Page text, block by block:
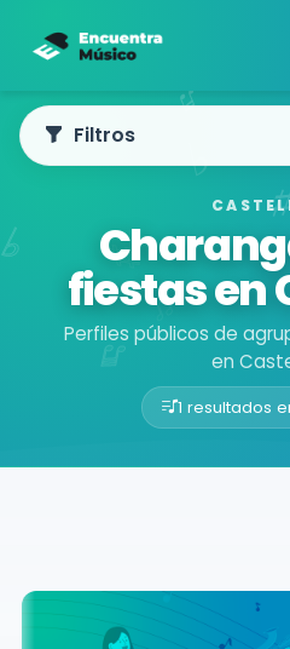
fiestas en
Perfiles públicos de
en
1 resultados
Buscador de músicos
Filtros